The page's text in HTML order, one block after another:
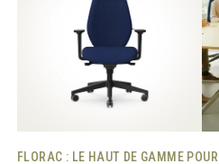
FLORAC : LE HAUT DE GAMME